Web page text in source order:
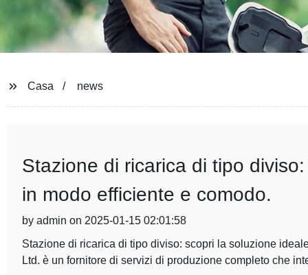
Casa news
Stazione di ricarica di tipo
in modo efficiente e comodo.
by admin on 2025-01-15 02:01:58
Stazione di ricarica di tipo diviso: scopri la soluzione
Ltd. è un fornitore di servizi di produzione completo che